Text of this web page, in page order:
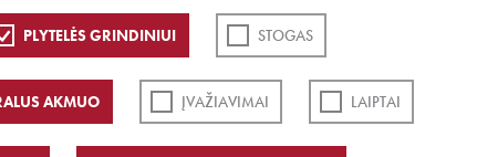
PLYTELĖS GRINDINIUI STOGAS
AKMUO ĮVAŽIAVIMAI LAIPTAI